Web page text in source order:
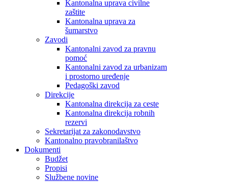
Kantonalna uprava civilne
zaštite
Kantonalna uprava za
šumarstvo
Zavodi
Kantonalni zavod za pravnu
pomoć
Kantonalni zavod za urbanizam
i prostorno uređenje
Pedagoški zavod
Direkcije
Kantonalna direkcija za ceste
Kantonalna direkcija robnih
rezervi
Sekretarijat za zakonodavstvo
Kantonalno pravobranilaštvo
Dokumenti
Budžet
Propisi
Službene novine